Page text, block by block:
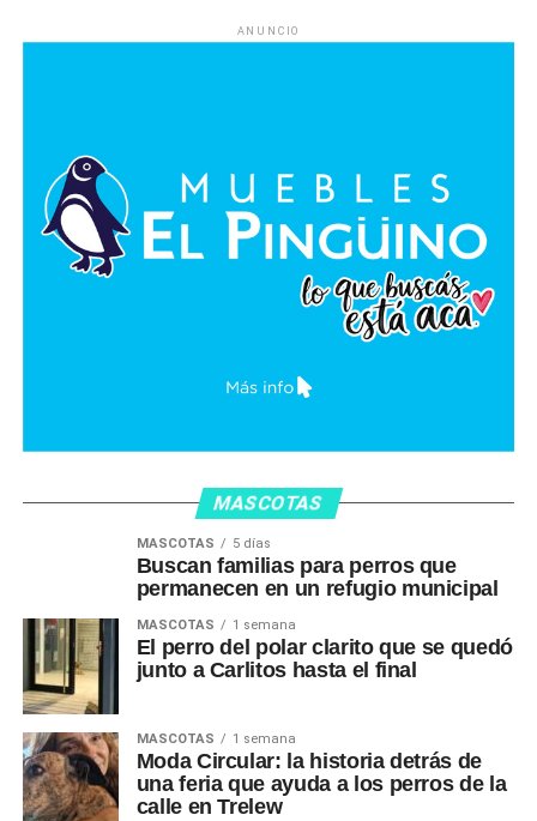
ANUNCIO
MASCOTAS
MASCOTAS 5 días
Buscan familias para perros que
permanecen en un refugio municipal
MASCOTAS 1 semana
El perro del polar clarito que se quedó
junto a Carlitos hasta el final
MASCOTAS 1 semana
Moda Circular: la historia detrás de
una feria que ayuda a los perros de la
calle en Trelew